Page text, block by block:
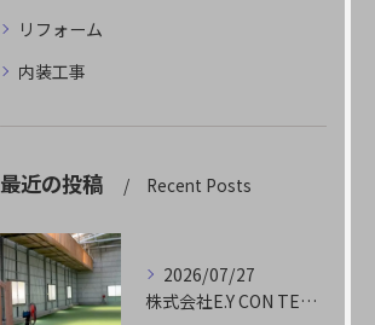
リフォーム
内装工事
最近の投稿 Recent Posts
2026/07/27
株式会社E.Y CON TECHです